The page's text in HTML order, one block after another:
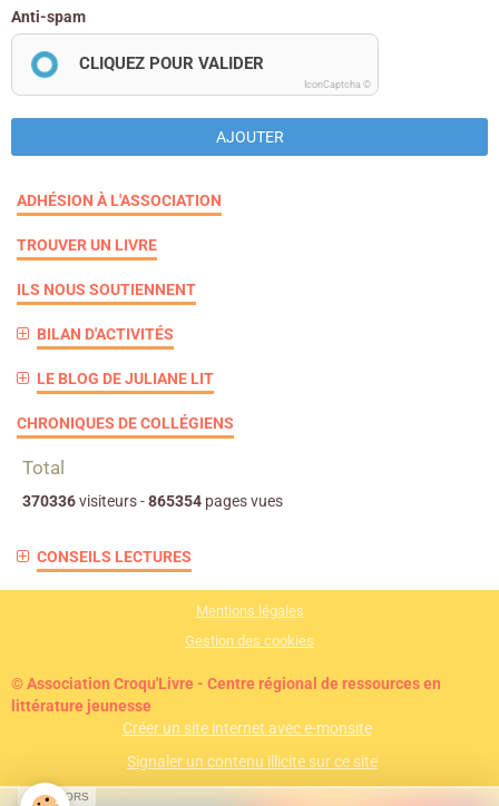
Anti-spam
CLIQUEZ POUR VALIDER
IconCaptcha ©
AJOUTER
ADHÉSION À L'ASSOCIATION
TROUVER UN LIVRE
ILS NOUS SOUTIENNENT
BILAN D'ACTIVITÉS
LE BLOG DE JULIANE LIT
CHRONIQUES DE COLLÉGIENS
Total
370336visiteurs -865354 pages vues
CONSEILS LECTURES
Mentions légales
Gestion des cookies
© Association Croqu'Livre - Centre régional de ressources en
littérature jeunesse
Créer un site internet avec e-monsite
Signaler un contenu illicite sur ce site
SPONSORS